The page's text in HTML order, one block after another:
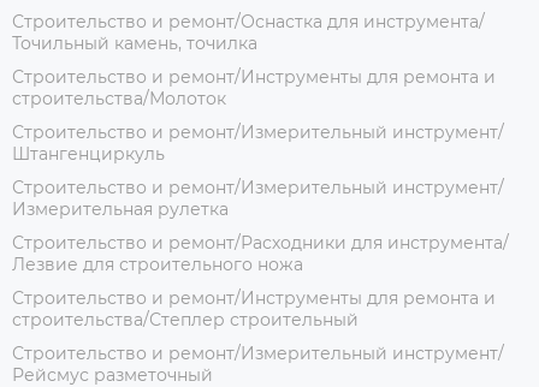
Строительство и ремонт/Оснастка для инструмента/
Точильный камень, точилка
Строительство и ремонт/Инструменты для ремонта и
строительства/Молоток
Строительство и ремонт/Измерительный инструмент/
Штангенциркуль
Строительство и ремонт/Измерительный инструмент/
Измерительная рулетка
Строительство и ремонт/Расходники для инструмента/
Лезвие для строительного ножа
Строительство и ремонт/Инструменты для ремонта и
строительства/Степлер строительный
Строительство и ремонт/Измерительный инструмент/
Рейсмус разметочный